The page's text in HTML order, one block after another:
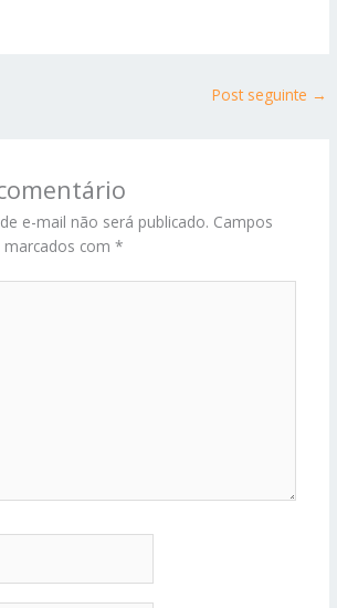
Post seguinte →
e-mail não será publicado. Campos
com *